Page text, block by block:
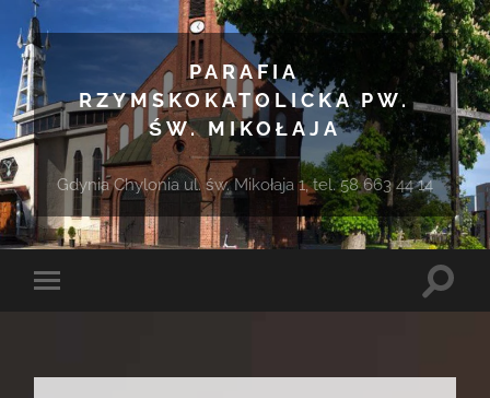
PARAFIA
RZYMSKOKATOLICKA PW.
ŚW. MIKOŁAJA
Gdynia Chylonia ul. św. Mikołaja 1, tel. 58 663 44 14
Toggle
Toggle